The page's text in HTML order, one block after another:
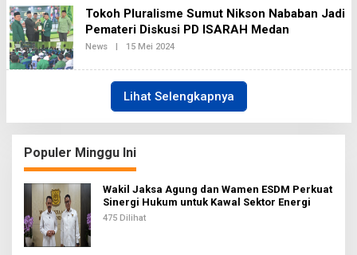
2
R
E
D
S
I
2
Tokoh Pluralisme Sumut Nikson Nababan Jadi
Pemateri Diskusi PD ISARAH Medan
News | 15 Mei 2024O
E
H
E
D
A
K
Lihat Selengkapnya
Populer Minggu Ini
Wakil Jaksa Agung dan Wamen ESDM Perkuat
Sinergi Hukum untuk Kawal Sektor Energi
475 Dilihat